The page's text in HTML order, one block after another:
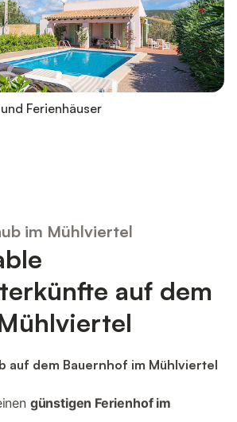
Ferienhäuser
im Mühlviertel
auf dem
auf dem Bauernhof im Mühlviertel
günstigen Ferienhof im